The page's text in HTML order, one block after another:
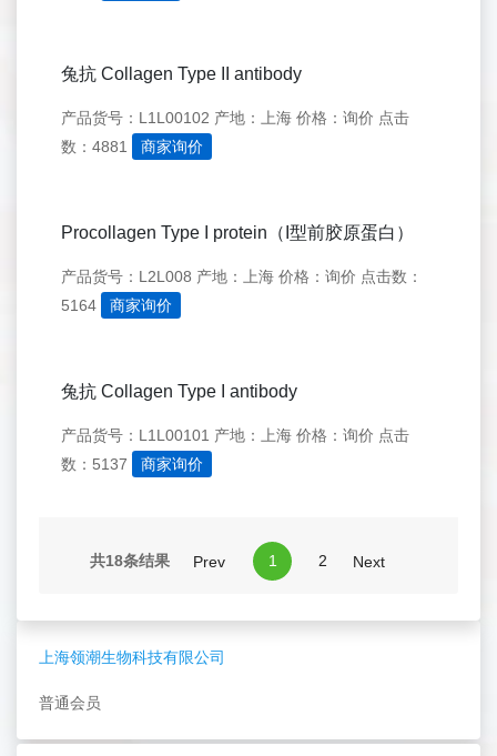
上海领潮生物科技有限公司
普通会员
兔抗 Collagen Type II antibody
产品货号：L1L00102 产地：上海 价格：询价 点击
数：4881
商家询价
Procollagen Type I protein（I型前胶原蛋白）
产品货号：L2L008 产地：上海 价格：询价 点击数：
5164
商家询价
兔抗 Collagen Type I antibody
产品货号：L1L00101 产地：上海 价格：询价 点击
数：5137
商家询价
共18条结果 Prev 1 2 Next